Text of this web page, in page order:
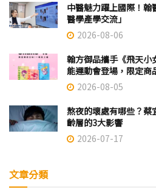
中醫魅力躍上國際！翰
醫學產學交流」
2026-08-06
翰方御品攜手《飛天小
能運動會登場，限定商
2026-08-05
熬夜的壞處有哪些？蔡
齡層的3大影響
2026-07-17
文章分類